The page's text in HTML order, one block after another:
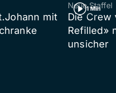
mit
1 Min
Neue Staffel
Die Crew
Refilled»
unsicher